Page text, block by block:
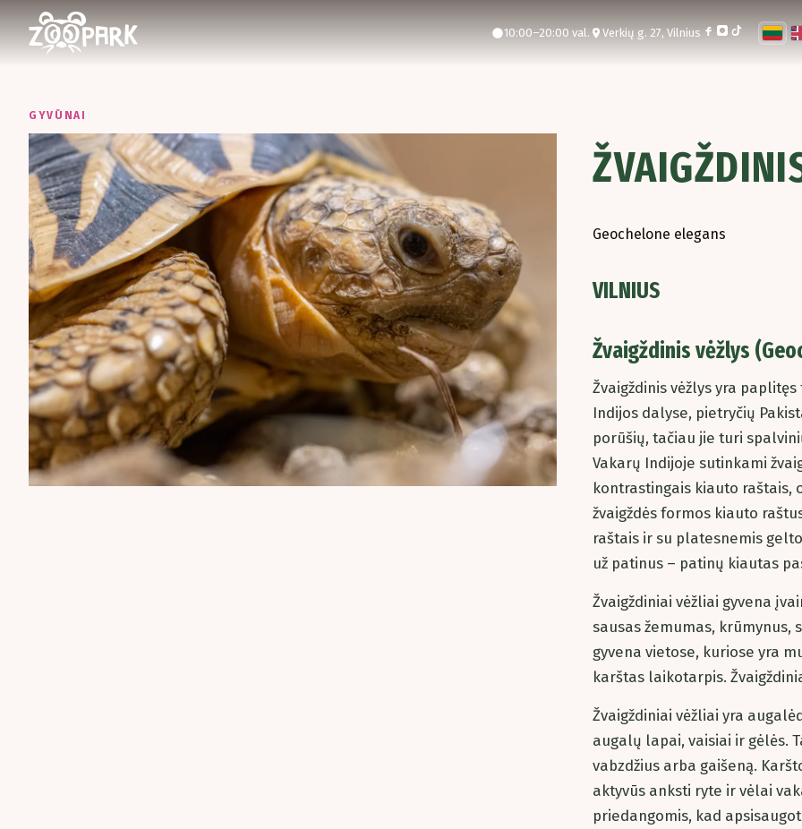
10:00–20:00 val. Verkių g. 27, Vilnius
GYVŪNAI
Geochelone elegans
VILNIUS
Žvaigždinis vėžlys
Žvaigždinis vėžlys yra
Indijos dalyse, pietryčių
porūšių, tačiau jie turi
Vakarų Indijoje sutinkami
kontrastingais kiauto raštais,
žvaigždės formos kiauto
raštais ir su platesnemis
už patinus – patinų kiautas
Žvaigždiniai vėžliai gyvena
sausas žemumas, krūmynus,
gyvena vietose, kuriose yra
karštas laikotarpis.
Žvaigždiniai vėžliai yra
augalų lapai, vaisiai ir gėlės.
vabzdžius arba gaišeną.
aktyvūs anksti ryte ir vėlai
priedangomis, kad